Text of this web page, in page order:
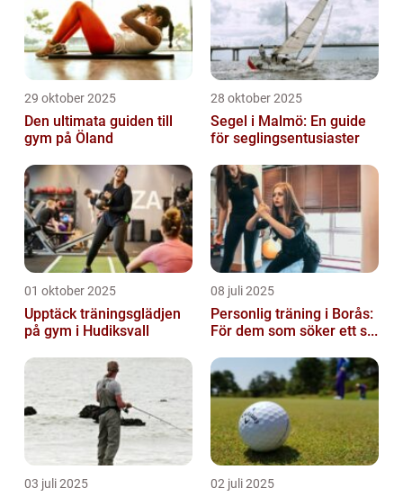
29 oktober 2025
Den ultimata guiden till
gym på Öland
28 oktober 2025
Segel i Malmö: En guide
för seglingsentusiaster
01 oktober 2025
Upptäck träningsglädjen
på gym i Hudiksvall
08 juli 2025
Personlig träning i Borås:
För dem som söker ett s...
03 juli 2025 02 juli 2025